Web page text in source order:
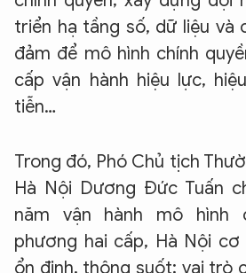
triển hạ tầng số, dữ liệu và
đảm để mô hình chính
cấp vận hành hiệu lực,
tiễn…
Trong đó, Phó Chủ tịch
Hà Nội Dương Đức Tuấn
năm vận hành mô hình
phương hai cấp, Hà Nội
ổn định, thông suốt; vai trò